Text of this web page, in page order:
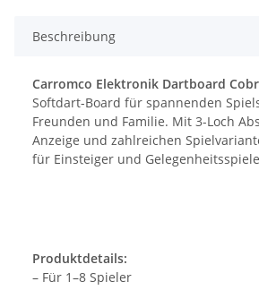
Beschreibung
Carromco Elektronik Dartboard
Softdart-Board für spannenden
Freunden und Familie. Mit 3-Loch
Anzeige und zahlreichen
für Einsteiger und
Produktdetails:
– Für 1–8 Spieler